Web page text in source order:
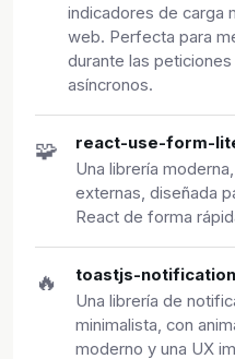
indicadores de carga
web. Perfecta para
durante las
asíncronos.
🧩 react-use-form-
Una librería
externas, diseñada
React de forma
🔥 toastjs-
Una librería de
minimalista, con
moderno y una UX